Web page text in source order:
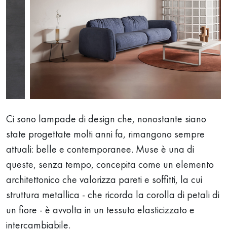
Ci sono lampade di design che, nonostante siano
state progettate molti anni fa, rimangono sempre
attuali: belle e contemporanee. Muse è una di
queste, senza tempo, concepita come un elemento
architettonico che valorizza pareti e soffitti, la cui
struttura metallica - che ricorda la corolla di petali di
un fiore - è avvolta in un tessuto elasticizzato e
intercambiabile.